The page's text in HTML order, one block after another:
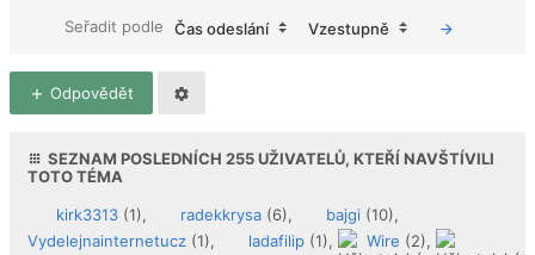
Seřadit podle
Čas odeslání Vzestupně
Odpovědět
SEZNAM POSLEDNÍCH 255UŽIVATELŮ, KTEŘÍ NAVŠTÍVILI
TOTO TÉMA
kirk3313 (1), radekkrysa (6), bajgi (10),
Vydelejnainternetucz (1), ladafilip (1), Wire (2),